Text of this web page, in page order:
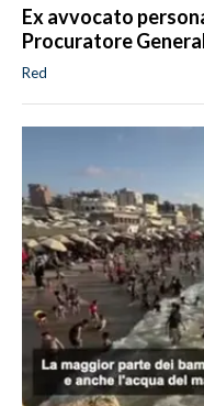
Ex avvocato
Procuratore
Red